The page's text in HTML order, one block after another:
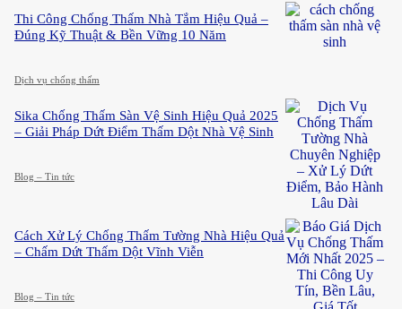
Thi Công Chống Thấm Nhà Tắm Hiệu Quả –
Đúng Kỹ Thuật & Bền Vững 10 Năm
Dịch vụ chống thấm
Sika Chống Thấm Sàn Vệ Sinh Hiệu Quả 2025
– Giải Pháp Dứt Điểm Thấm Dột Nhà Vệ Sinh
Blog – Tin tức
Cách Xử Lý Chống Thấm Tường Nhà Hiệu Quả
– Chấm Dứt Thấm Dột Vĩnh Viễn
Blog – Tin tức